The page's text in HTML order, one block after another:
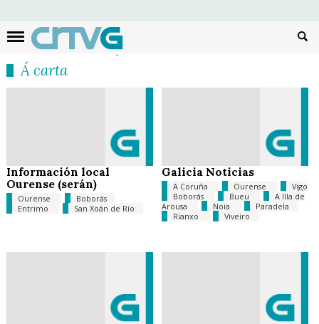
Á carta
Información local
Ourense (serán)
Ourense
Boborás
Entrimo
San Xoán de Río
Galicia Noticias
A Coruña Ourense
Vigo
Boborás
Bueu
A Illa de
Arousa
Noia
Paradela
Rianxo
Viveiro